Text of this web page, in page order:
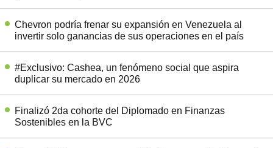
Chevron podría frenar su expansión en Venezuela al
invertir solo ganancias de sus operaciones en el país
#Exclusivo: Cashea, un fenómeno social que aspira
duplicar su mercado en 2026
Finalizó 2da cohorte del Diplomado en Finanzas
Sostenibles en la BVC